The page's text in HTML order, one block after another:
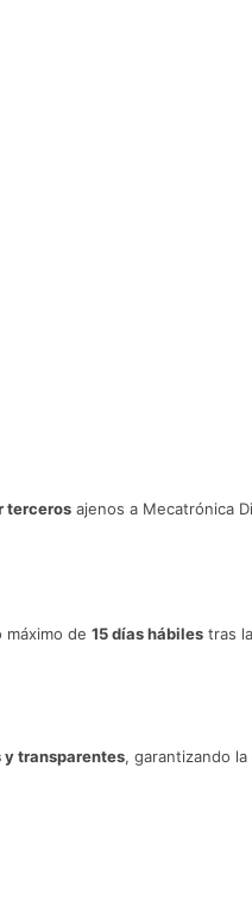
terceros ajenos a Mecatrónica
máximo de 15 días hábiles tras
transparentes, garantizando la